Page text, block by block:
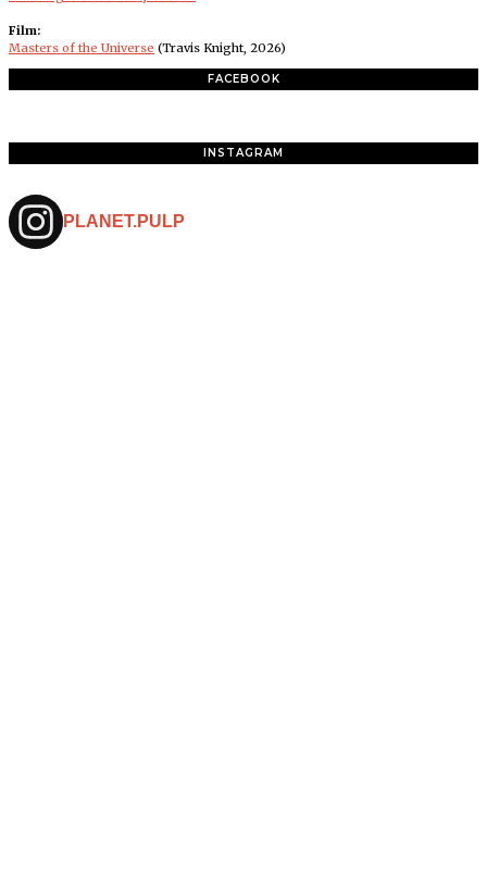
Film:
Masters of the Universe (Travis Knight, 2026)
FACEBOOK
INSTAGRAM
PLANET.PULP